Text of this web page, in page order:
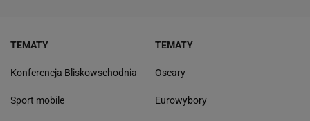
TEMATY
Konferencja Bliskowschodnia
Sport mobile
TEMATY
Oscary
Eurowybory